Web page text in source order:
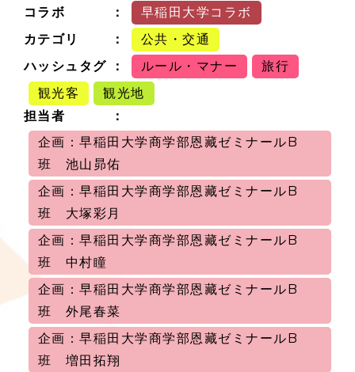
コラボ
早稲田大学コラボ
カテゴリ
公共・交通
ハッシュタグ
ルール・マナー
旅行
観光客
観光地
担当者
企画：早稲田大学商学部恩藏ゼミナールB
班 池山昴佑
企画：早稲田大学商学部恩藏ゼミナールB
班 大塚彩月
企画：早稲田大学商学部恩藏ゼミナールB
班 中村瞳
企画：早稲田大学商学部恩藏ゼミナールB
班 外尾春菜
企画：早稲田大学商学部恩藏ゼミナールB
班 増田拓翔